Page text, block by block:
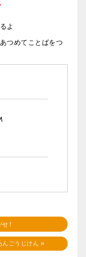
よ
つめてことばをつ
！
んごうじけん »